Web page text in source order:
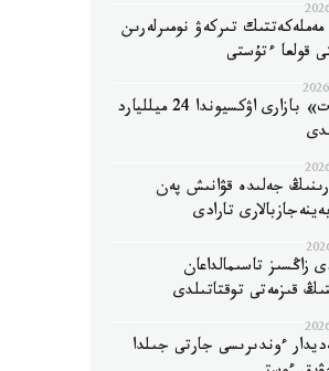
مەملەكەتتىك تىركەۋ نومىرلەرىن
قولعا ءتۇستى
الماتىدا «بايسات» بازارى اۋكسيوندا 24 ميلليارد
جەلىدە قۋانىش پەن
تارادى
زاڭسىز تاسىمالداعان
قىزمەتى توقتاتىلدى
ءوندىرىسى جارتى جىلدا